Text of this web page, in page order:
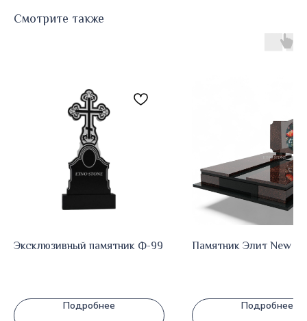
Смотрите также
Эксклюзивный памятник Ф-99
Подробнее
Памятник Элит New
Подробнее